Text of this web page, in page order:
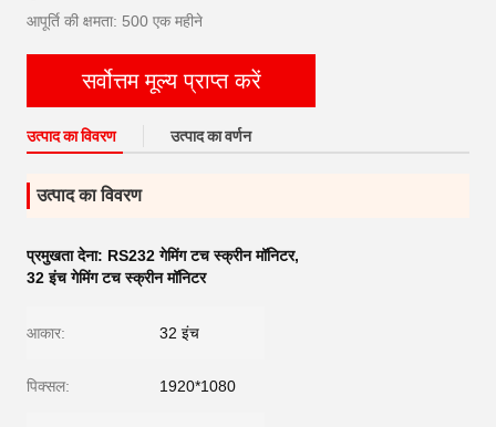
आपूर्ति की क्षमता: 500 एक महीने
सर्वोत्तम मूल्य प्राप्त करें
उत्पाद का विवरण उत्पाद का वर्णन
उत्पाद का विवरण
प्रमुखता देना: RS232 गेमिंग टच स्क्रीन मॉनिटर,
32 इंच गेमिंग टच स्क्रीन मॉनिटर
आकार: 32 इंच
पिक्सल: 1920*1080